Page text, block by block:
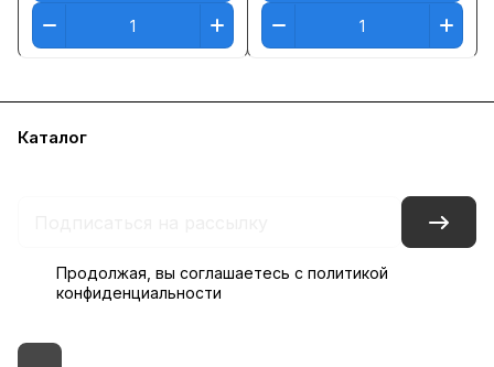
Каталог
Продолжая, вы соглашаетесь с политикой
конфиденциальности